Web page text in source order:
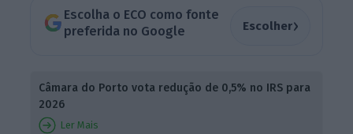
Escolha o ECO como fonte
preferida no Google
Escolher›
Câmara do Porto vota redução de 0,5% no IRS para
2026
Ler Mais